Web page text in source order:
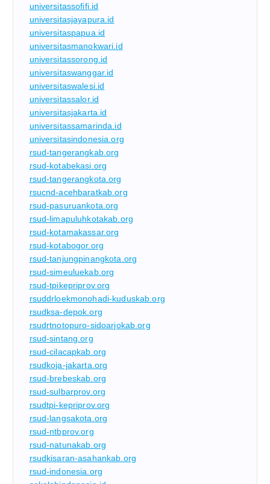
universitassofifi.id
universitasjayapura.id
universitaspapua.id
universitasmanokwari.id
universitassorong.id
universitaswanggar.id
universitaswalesi.id
universitassalor.id
universitasjakarta.id
universitassamarinda.id
universitasindonesia.org
rsud-tangerangkab.org
rsud-kotabekasi.org
rsud-tangerangkota.org
rsucnd-acehbaratkab.org
rsud-pasuruankota.org
rsud-limapuluhkotakab.org
rsud-kotamakassar.org
rsud-kotabogor.org
rsud-tanjungpinangkota.org
rsud-simeuluekab.org
rsud-tpikepriprov.org
rsuddrloekmonohadi-kuduskab.org
rsudksa-depok.org
rsudrtnotopuro-sidoarjokab.org
rsud-sintang.org
rsud-cilacapkab.org
rsudkoja-jakarta.org
rsud-brebeskab.org
rsud-sulbarprov.org
rsudtpi-kepriprov.org
rsud-langsakota.org
rsud-ntbprov.org
rsud-natunakab.org
rsudkisaran-asahankab.org
rsud-indonesia.org